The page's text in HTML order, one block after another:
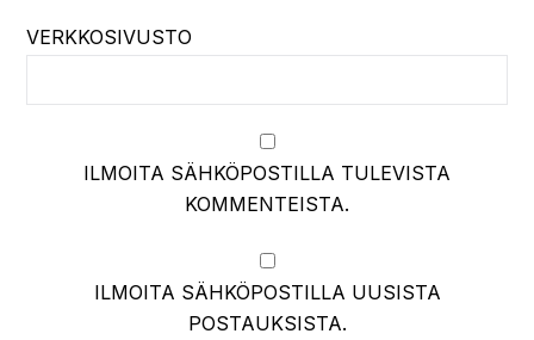
VERKKOSIVUSTO
ILMOITA SÄHKÖPOSTILLA TULEVISTA
KOMMENTEISTA.
ILMOITA SÄHKÖPOSTILLA UUSISTA
POSTAUKSISTA.